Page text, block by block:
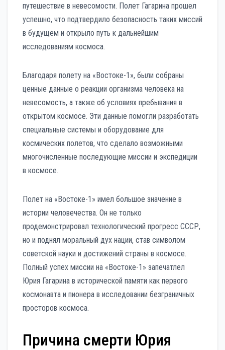
путешествие в невесомости. Полет Гагарина прошел
успешно, что подтвердило безопасность таких миссий
в будущем и открыло путь к дальнейшим
исследованиям космоса.
Благодаря полету на «Востоке-1», были собраны
ценные данные о реакции организма человека на
невесомость, а также об условиях пребывания в
открытом космосе. Эти данные помогли разработать
специальные системы и оборудование для
космических полетов, что сделало возможными
многочисленные последующие миссии и экспедиции
в космосе.
Полет на «Востоке-1» имел большое значение в
истории человечества. Он не только
продемонстрировал технологический прогресс СССР,
но и поднял моральный дух нации, став символом
советской науки и достижений страны в космосе.
Полный успех миссии на «Востоке-1» запечатлел
Юрия Гагарина в исторической памяти как первого
космонавта и пионера в исследовании безграничных
просторов космоса.
Причина смерти Юрия